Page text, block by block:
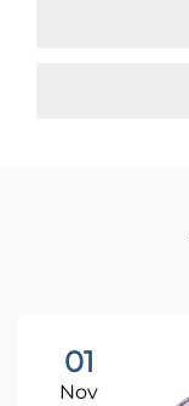
01
Nov